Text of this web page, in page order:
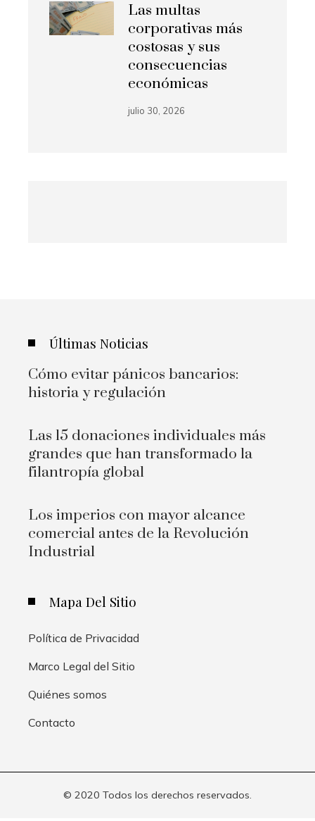
Las multas
corporativas más
costosas y sus
consecuencias
económicas
julio 30, 2026
Últimas Noticias
Cómo evitar pánicos bancarios:
historia y regulación
Las 15 donaciones individuales más
grandes que han transformado la
filantropía global
Los imperios con mayor alcance
comercial antes de la Revolución
Industrial
Mapa Del Sitio
Política de Privacidad
Marco Legal del Sitio
Quiénes somos
Contacto
© 2020 Todos los derechos reservados.